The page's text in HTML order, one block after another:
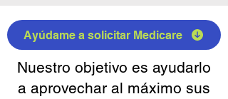
Ayúdame a solicitar Medicare
Nuestro objetivo es ayudarlo
a aprovechar al máximo sus